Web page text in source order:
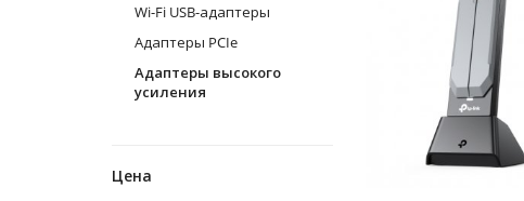
Wi-Fi USB-адаптеры
Адаптеры PCIe
Адаптеры высокого
усиления
Цена